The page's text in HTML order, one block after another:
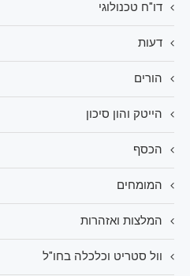
דו"ח טכנולוגי
דעות
הורים
הייטק והון סיכון
הכסף
המומחים
המלצות ואזהרות
וול סטריט וכלכלה בחו"ל